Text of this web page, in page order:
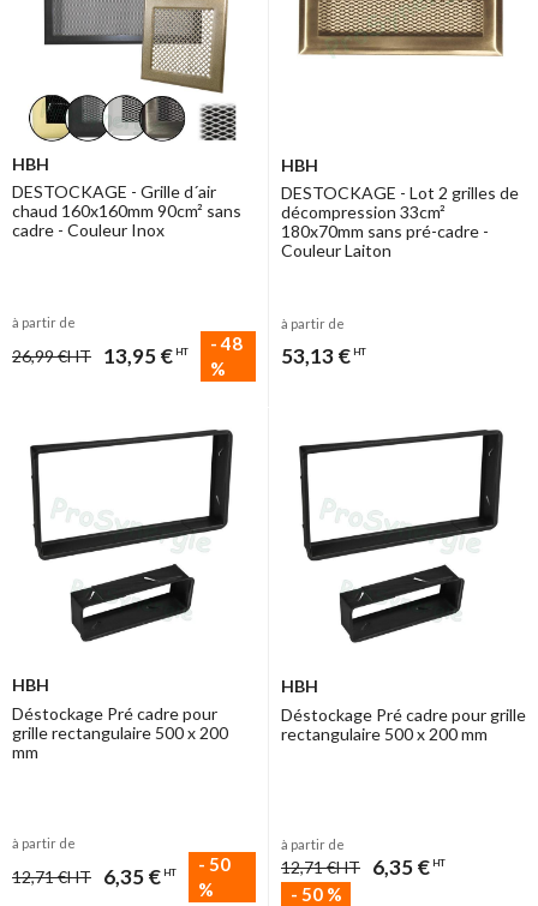
HBH
DESTOCKAGE - Grille d´air
chaud 160x160mm 90cm² sans
cadre - Couleur Inox
à partir de
26,99 €HT 13,95 € HT -48
%
HBH
DESTOCKAGE - Lot 2 grilles de
décompression 33cm²
180x70mm sans pré-cadre -
Couleur Laiton
à partir de
53,13 € HT
HBH
Déstockage Pré cadre pour
grille rectangulaire 500 x 200
mm
à partir de
12,71 €HT 6,35 € HT - 50
%
HBH
Déstockage Pré cadre pour grille
rectangulaire 500 x 200 mm
à partir de
12,71 €HT 6,35 € HT
- 50 %